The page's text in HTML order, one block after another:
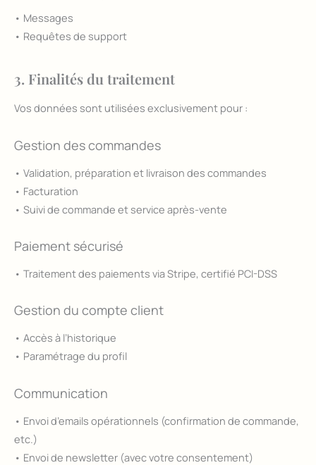
• Messages
• Requêtes de support
3. Finalités du traitement
Vos données sont utilisées exclusivement pour :
Gestion des commandes
• Validation, préparation et livraison des commandes
• Facturation
• Suivi de commande et service après-vente
Paiement sécurisé
• Traitement des paiements via Stripe, certifié PCI-DSS
Gestion du compte client
• Accès à l’historique
• Paramétrage du profil
Communication
• Envoi d’emails opérationnels (confirmation de commande,
etc.)
• Envoi de newsletter (avec votre consentement)